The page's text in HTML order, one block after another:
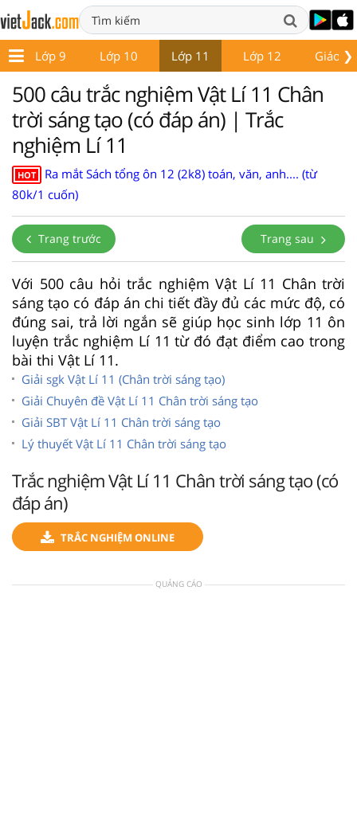
❯
Lớp 9 Lớp 10 Lớp 11 Lớp 12 Giáo
500 câu trắc nghiệm Vật Lí 11 Chân
trời sáng tạo (có đáp án) | Trắc
nghiệm Lí 11
HOT
Ra mắt Sách tổng ôn 12 (2k8) toán, văn, anh.... (từ
80k/1 cuốn)
Trang trước Trang sau
Với 500 câu hỏi trắc nghiệm Vật Lí 11 Chân trời
sáng tạo có đáp án chi tiết đầy đủ các mức độ, có
đúng sai, trả lời ngắn sẽ giúp học sinh lớp 11 ôn
luyện trắc nghiệm Lí 11 từ đó đạt điểm cao trong
bài thi Vật Lí 11.
Giải sgk Vật Lí 11 (Chân trời sáng tạo)
Giải Chuyên đề Vật Lí 11 Chân trời sáng tạo
Giải SBT Vật Lí 11 Chân trời sáng tạo
Lý thuyết Vật Lí 11 Chân trời sáng tạo
Trắc nghiệm Vật Lí 11 Chân trời sáng tạo (có
đáp án)
TRẮC NGHIỆM ONLINE
QUẢNG CÁO